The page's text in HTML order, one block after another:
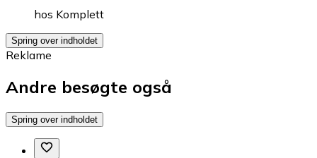
hos Komplett
Spring over indholdet
Reklame
Andre besøgte også
Spring over indholdet